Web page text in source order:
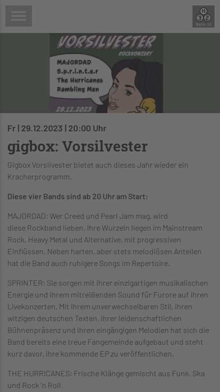
Fr | 29.12.2023 | 20:00 Uhr
gigbox: Vorsilvester
Gigbox Vorsilvester bietet auch dieses Jahr wieder ein
Kracherprogramm.
Diese vier Bands sind ab 20 Uhr am Start:
MAJORDAD: Wer Creed und Pearl Jam mag, wird
diese Rockband lieben. Ihre Wurzeln liegen im Mainstream
Rock, Heavy Metal und Alternative, mit progressiven
Einflüssen. Neben harten, aber stets melodiösen Anteilen
hat die Band auch ruhigere Songs im Repertoire.
SPRINTER: Sie sorgen mit ihrer einzigartigen musikalischen
Energie und ihrem mitreißenden Sound für Furore auf ihren
Livekonzerten. Mit ihrem unverwechselbaren Stil, ihren
witzigen deutschen Texten, ihrer leidenschaftlichen
Bühnenpräsenz und ihren eingängigen Melodien hat sich die
Band bereits eine treue Fangemeinde aufgebaut und steht
kurz davor, ihre kommende EP zu veröffentlichen.
THE HURRICANES: Frische Klänge gemischt aus Funk, Ska
und Rock 'n Roll.